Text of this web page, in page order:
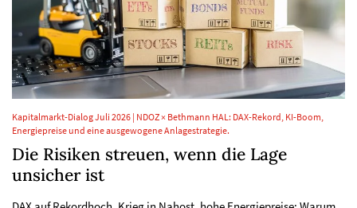
Kapitalmarkt-Dialog Juli 2026 | NDOZ × Bethmann HAL: DAX-Rekord, KI-Boom,
Energiepreise und eine ausgewogene Anlagestrategie.
Die Risiken streuen, wenn die Lage
unsicher ist